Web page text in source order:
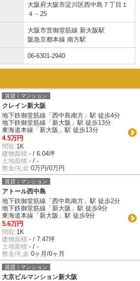
大阪府大阪市淀川区西中島７丁目１
４－25
大阪市営御堂筋線 新大阪駅
阪急京都本線 南方駅
06-6301-2940
賃貸｜マンション
クレイン新大阪
地下鉄御堂筋線「西中島南方」駅 徒歩4分
地下鉄御堂筋線「新大阪」駅 徒歩13分
東海道本線「新大阪」駅 徒歩13分
4.5万円
間取:1K
建物面積:- / 6.04坪
土地面積:- / -
敷金/礼金:0万円/0万円
賃貸｜マンション
アトール西中島
地下鉄御堂筋線「西中島南方」駅 徒歩2分
地下鉄御堂筋線「新大阪」駅 徒歩9分
東海道本線「新大阪」駅 徒歩9分
5.6万円
間取:1K
建物面積:- / 7.47坪
土地面積:- / -
敷金/礼金:0ヶ月/0ヶ月
賃貸｜マンション
大京ビルマンション新大阪